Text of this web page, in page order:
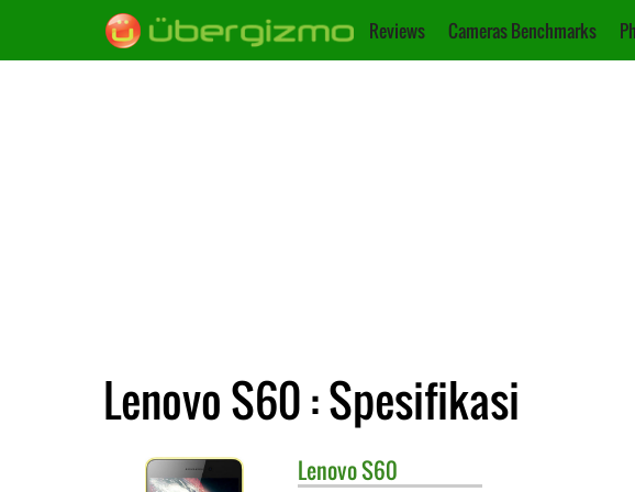
Reviews Cameras Benchmarks
Lenovo S60 : Spesifikasi
LenovoS60